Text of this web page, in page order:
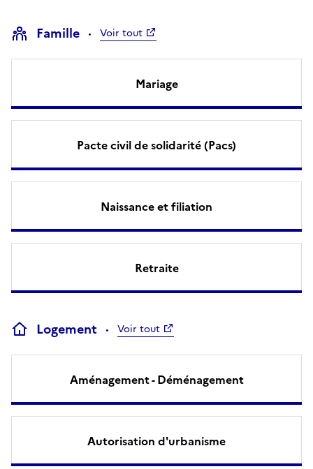
Famille Voir tout
Mariage
Pacte civil de solidarité (Pacs)
Naissance et filiation
Retraite
Logement Voir tout
Aménagement - Déménagement
Autorisation d'urbanisme